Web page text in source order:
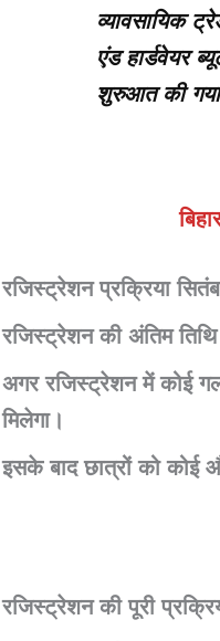
व्यावसायिक
एंड हार्डवेयर
शुरुआत की
रजिस्ट्रेशन प्रक्रिया
रजिस्ट्रेशन की अंतिम
अगर रजिस्ट्रेशन में कोई
मिलेगा।
इसके बाद छात्रों को कोई
रजिस्ट्रेशन की पूरी